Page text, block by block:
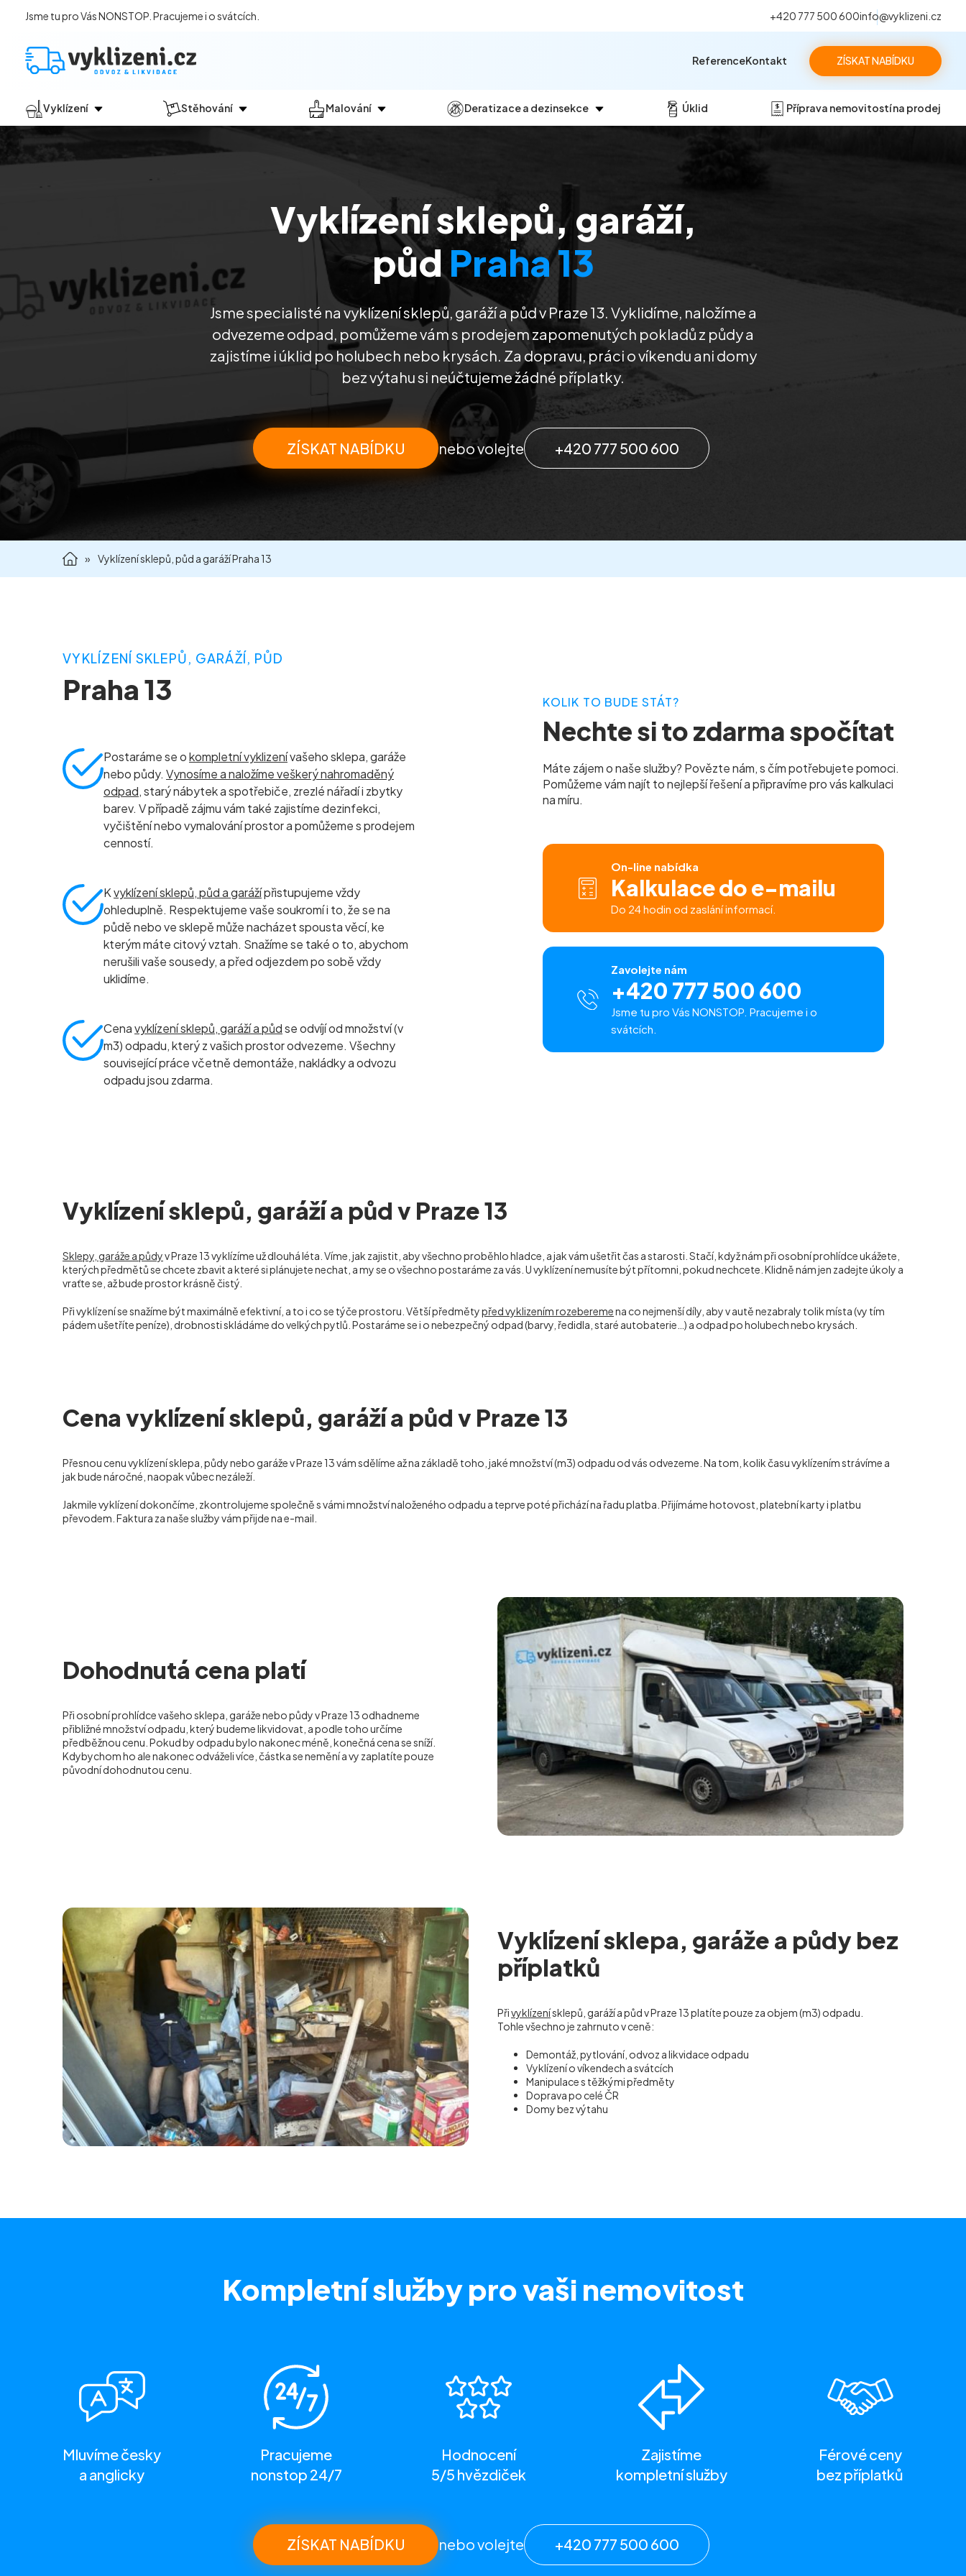
Jsme tu pro Vás NONSTOP. Pracujeme i o svátcích. +420 777 500 600info@vyklizeni.cz
ZÍSKAT NABÍDKU
Vyklízení
Jak vyklízení probíhá?
Vyklízení sklepů a garáží
Vyklízení zahrad
Stěhování Malování
Malování kanceláří
Malování komerčních prostor
Deratizace a dezinsekce
Dezinsekce
Úklid Příprava nemovitostí na prodej
ReferenceKontakt
Vyklízení sklepů, garáží,
půdPraha 13
Jsme specialisté na vyklízení sklepů, garáží a půd v Praze 13. Vyklidíme, naložíme a
odvezeme odpad, pomůžeme vám s prodejem zapomenutých pokladů z půdy a
zajistíme i úklid po holubech nebo krysách. Za dopravu, práci o víkendu ani domy
bez výtahu si neúčtujeme žádné příplatky.
ZÍSKAT NABÍDKU nebo volejte +420 777 500 600
» Vyklízení sklepů, půd a garáží Praha 13
VYKLÍZENÍ SKLEPŮ, GARÁŽÍ, PŮD
Praha 13
Postaráme se okompletní vyklizenívašeho sklepa, garáže
nebo půdy. Vynosíme a naložíme veškerý nahromaděný
odpad, starý nábytek a spotřebiče, zrezlé nářadí i zbytky
barev. V případě zájmu vám také zajistíme dezinfekci,
vyčištění nebo vymalování prostor a pomůžeme s prodejem
cenností.
Kvyklízení sklepů, půd a garážípřistupujeme vždy
ohleduplně. Respektujeme vaše soukromí i to, že se na
půdě nebo ve sklepě může nacházet spousta věcí, ke
kterým máte citový vztah. Snažíme se také o to, abychom
nerušili vaše sousedy, a před odjezdem po sobě vždy
uklidíme.
Cenavyklízení sklepů, garáží a půdse odvíjí od množství (v
m3) odpadu, který z vašich prostor odvezeme. Všechny
související práce včetně demontáže, nakládky a odvozu
odpadu jsou zdarma.
KOLIK TO BUDE STÁT?
Nechte si to zdarma spočítat
Máte zájem o naše služby? Povězte nám, s čím potřebujete pomoci.
Pomůžeme vám najít to nejlepší řešení a připravíme pro vás kalkulaci
na míru.
On-line nabídka
Kalkulace do e-mailu
Do 24 hodin od zaslání informací.
Zavolejte nám
+420 777 500 600
Jsme tu pro Vás NONSTOP. Pracujeme i o
svátcích.
Vyklízení sklepů, garáží a půd v Praze 13
Sklepy, garáže a půdyv Praze 13vyklízíme už dlouhá léta. Víme, jak zajistit, aby všechno proběhlo hladce, a jak vám ušetřit čas a starosti. Stačí, když nám při osobní prohlídce ukážete,
kterých předmětů se chcete zbavit a které si plánujete nechat, a my se o všechno postaráme za vás. U vyklízení nemusíte být přítomni, pokud nechcete. Klidně nám jen zadejte úkoly a
vraťte se, až bude prostor krásně čistý.
Při vyklízení se snažíme být maximálně efektivní, a to i co se týče prostoru. Větší předmětypřed vyklizením rozeberemena co nejmenší díly, aby v autě nezabraly tolik místa (vy tím
pádem ušetříte peníze), drobnosti skládáme do velkých pytlů. Postaráme se i o nebezpečný odpad (barvy, ředidla, staré autobaterie…) a odpad po holubech nebo krysách.
Cena vyklízení sklepů, garáží a půd v Praze 13
Přesnou cenu vyklízení sklepa, půdy nebo garáže v Praze 13vám sdělíme až na základě toho, jaké množství (m3) odpadu od vás odvezeme. Na tom, kolik času vyklízením strávíme a
jak bude náročné, naopak vůbec nezáleží.
Jakmile vyklízení dokončíme, zkontrolujeme společně s vámi množství naloženého odpadu a teprve poté přichází na řadu platba. Přijímáme hotovost, platební karty i platbu
převodem. Faktura za naše služby vám přijde na e-mail.
Dohodnutá cena platí
Při osobní prohlídce vašeho sklepa, garáže nebo půdy v Praze 13 odhadneme
přibližné množství odpadu, který budeme likvidovat, a podle toho určíme
předběžnou cenu. Pokud by odpadu bylo nakonec méně, konečná cena se sníží.
Kdybychom ho ale nakonec odváželi více, částka se nemění a vy zaplatíte pouze
původní dohodnutou cenu.
Vyklízení sklepa, garáže a půdy bez
příplatků
Přivyklízenísklepů, garáží a půd v Praze 13platíte pouze za objem (m3) odpadu.
Tohle všechno je zahrnuto v ceně:
Demontáž, pytlování, odvoz a likvidace odpadu
Vyklízení o víkendech a svátcích
Manipulace s těžkými předměty
Doprava po celé ČR
Domy bez výtahu
Kompletní službypro vaši nemovitost
Mluvíme česky
a anglicky
Pracujeme
nonstop 24/7
Hodnocení
5/5 hvězdiček
Zajistíme
kompletní služby
Férové ceny
bez příplatků
ZÍSKAT NABÍDKU nebo volejte +420 777 500 600